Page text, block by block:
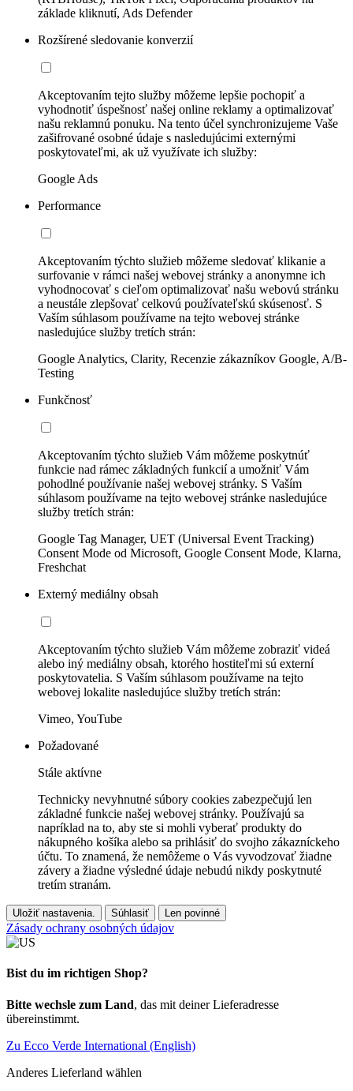
základe kliknutí, Ads Defender
Rozšírené sledovanie konverzií
Akceptovaním tejto služby môžeme lepšie pochopiť a
vyhodnotiť úspešnosť našej online reklamy a optimalizovať
našu reklamnú ponuku. Na tento účel synchronizujeme Vaše
zašifrované osobné údaje s nasledujúcimi externými
poskytovateľmi, ak už využívate ich služby:
Google Ads
Performance
Akceptovaním týchto služieb môžeme sledovať klikanie a
surfovanie v rámci našej webovej stránky a anonymne ich
vyhodnocovať s cieľom optimalizovať našu webovú stránku
a neustále zlepšovať celkovú používateľskú skúsenosť. S
Vaším súhlasom používame na tejto webovej stránke
nasledujúce služby tretích strán:
Google Analytics, Clarity, Recenzie zákazníkov Google, A/B-
Testing
Funkčnosť
Akceptovaním týchto služieb Vám môžeme poskytnúť
funkcie nad rámec základných funkcií a umožniť Vám
pohodlné používanie našej webovej stránky. S Vaším
súhlasom používame na tejto webovej stránke nasledujúce
služby tretích strán:
Google Tag Manager, UET (Universal Event Tracking)
Consent Mode od Microsoft, Google Consent Mode, Klarna,
Freshchat
Externý mediálny obsah
Akceptovaním týchto služieb Vám môžeme zobraziť videá
alebo iný mediálny obsah, ktorého hostiteľmi sú externí
poskytovatelia. S Vaším súhlasom používame na tejto
webovej lokalite nasledujúce služby tretích strán:
Vimeo, YouTube
Požadované
Stále aktívne
Technicky nevyhnutné súbory cookies zabezpečujú len
základné funkcie našej webovej stránky. Používajú sa
napríklad na to, aby ste si mohli vyberať produkty do
nákupného košíka alebo sa prihlásiť do svojho zákazníckeho
účtu. To znamená, že nemôžeme o Vás vyvodzovať žiadne
závery a žiadne výsledné údaje nebudú nikdy poskytnuté
tretím stranám.
Uložiť nastavenia. Súhlasiť Len povinné
Zásady ochrany osobných údajov
Bist du im richtigen Shop?
Bitte wechsle zum Land, das mit deiner Lieferadresse
übereinstimmt.
Zu Ecco Verde International (English)
Anderes Lieferland wählen